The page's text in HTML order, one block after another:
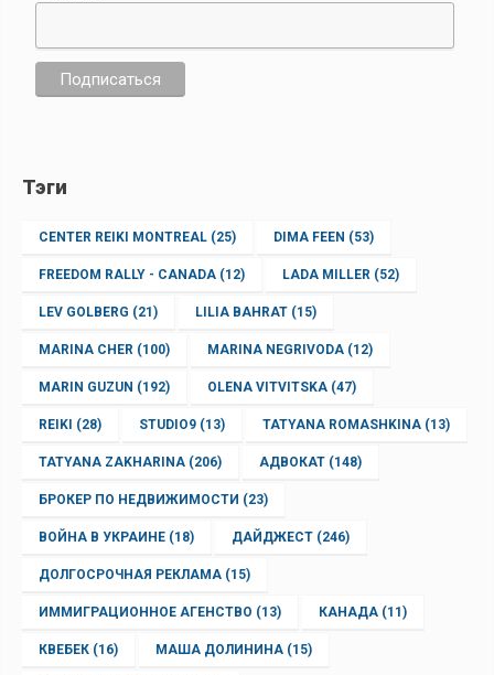
Тэги
CENTER REIKI MONTREAL (25) DIMA FEEN (53)
FREEDOM RALLY - CANADA (12) LADA MILLER (52)
LEV GOLBERG (21) LILIA BAHRAT (15)
MARINA CHER (100) MARINA NEGRIVODA (12)
MARIN GUZUN (192) OLENA VITVITSKA (47)
REIKI (28) STUDIO9 (13) TATYANA ROMASHKINA (13)
TATYANA ZAKHARINA (206) АДВОКАТ (148)
БРОКЕР ПО НЕДВИЖИМОСТИ (23)
ВОЙНА В УКРАИНЕ (18) ДАЙДЖЕСТ (246)
ДОЛГОСРОЧНАЯ РЕКЛАМА (15)
ИММИГРАЦИОННОЕ АГЕНСТВО (13) КАНАДА (11)
КВЕБЕК (16) МАША ДОЛИНИНА (15)